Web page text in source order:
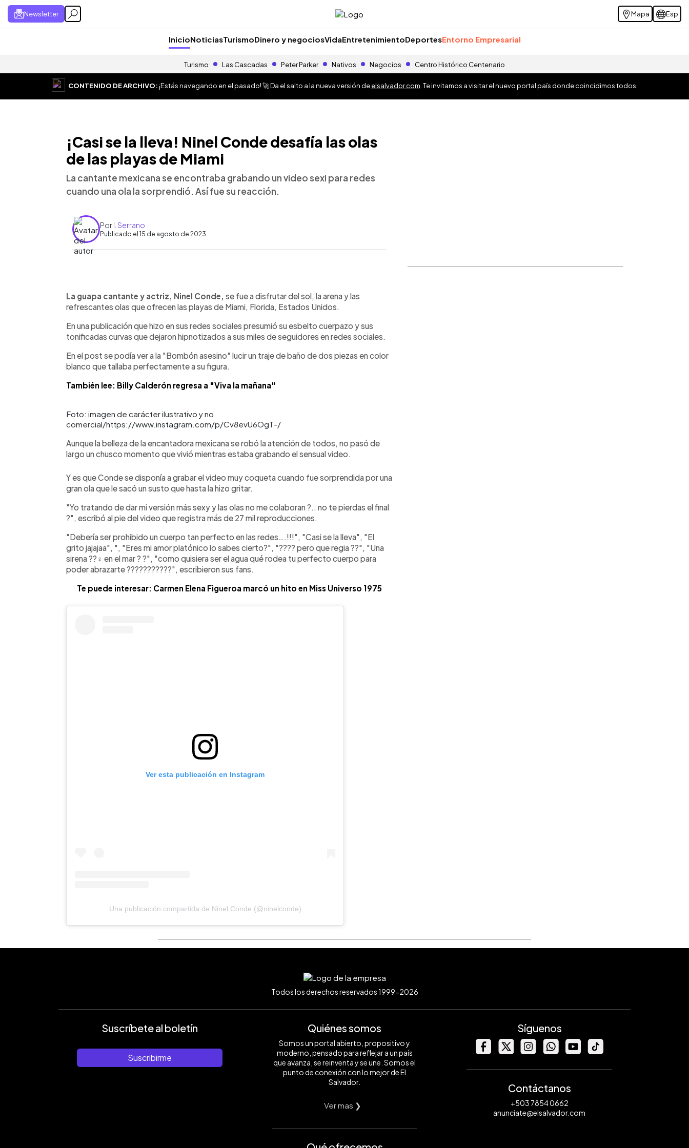
Newsletter Mapa Esp
InicioNoticiasTurismoDinero y negociosVidaEntretenimientoDeportesEntorno Empresarial
Turismo Las Cascadas Peter Parker Nativos Negocios Centro Histórico Centenario
CONTENIDO DE ARCHIVO:¡Estás navegando en el pasado! 🚀 Da el salto a la nueva versión deelsalvador.com . Te invitamos a visitar el nuevo portal país donde coincidimos todos.
¡Casi se la lleva! Ninel Conde desafía las olas
de las playas de Miami
La cantante mexicana se encontraba grabando un video sexi para redes
cuando una ola la sorprendió. Así fue su reacción.
PorI. Serrano
Publicado el 15 de agosto de 2023
Escuchar artículo
La guapa cantante y actriz, Ninel Conde, se fue a disfrutar del sol, la arena y las
refrescantes olas que ofrecen las playas de Miami, Florida, Estados Unidos.
En una publicación que hizo en sus redes sociales presumió su esbelto cuerpazo y sus
tonificadas curvas que dejaron hipnotizados a sus miles de seguidores en redes sociales.
En el post se podía ver a la "Bombón asesino" lucir un traje de baño de dos piezas en color
blanco que tallaba perfectamente a su figura.
También lee: Billy Calderón regresa a "Viva la mañana"
Foto: imagen de carácter ilustrativo y no
comercial/https://www.instagram.com/p/Cv8evU6OgT-/
Aunque la belleza de la encantadora mexicana se robó la atención de todos, no pasó de
largo un chusco momento que vivió mientras estaba grabando el sensual video.
Y es que Conde se disponía a grabar el video muy coqueta cuando fue sorprendida por una
gran ola que le sacó un susto que hasta la hizo gritar.
"Yo tratando de dar mi versión más sexy y las olas no me colaboran ?.. no te pierdas el final
?", escribó al pie del video que registra más de 27 mil reproducciones.
"Debería ser prohibido un cuerpo tan perfecto en las redes….!!!", "Casi se la lleva", "El
grito jajajaa", ", "Eres mi amor platónico lo sabes cierto?", "???? pero que regia ??", "Una
sirena ??‍♀️ en el mar ? ?", "como quisiera ser el agua qué rodea tu perfecto cuerpo para
poder abrazarte ???????????", escribieron sus fans.
Te puede interesar: Carmen Elena Figueroa marcó un hito en Miss Universo 1975
Ver esta publicación en Instagram
Una publicación compartida de Ninel Conde (@ninelconde)
Todos los derechos reservados 1999-2026
Suscríbete al boletín
Suscribirme
Quiénes somos
Somos un portal abierto, propositivo y
moderno, pensado para reflejar a un país
que avanza, se reinventa y se une. Somos el
punto de conexión con lo mejor de El
Salvador.
Ver mas ❯
Síguenos
Contáctanos
+503 7854 0662
anunciate@elsalvador.com